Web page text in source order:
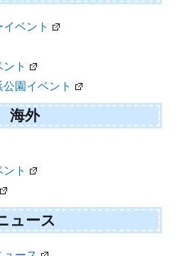
ベント
ト
園イベント
海外
ト
ュース